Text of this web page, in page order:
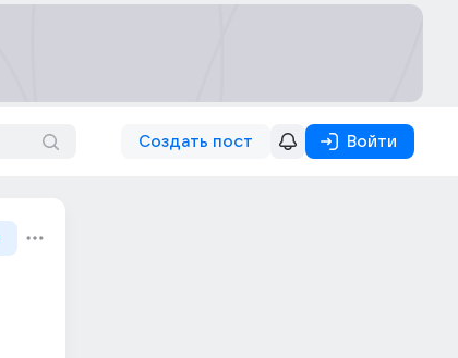
Создать пост Войти